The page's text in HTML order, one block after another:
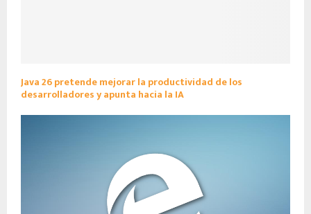
Java 26 pretende mejorar la productividad de los
desarrolladores y apunta hacia la IA